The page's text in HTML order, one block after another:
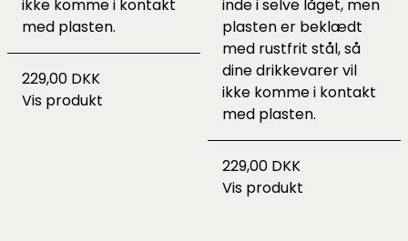
ikke komme i kontakt
med plasten.
229,00 DKK
Vis produkt
inde i selve låget, men
plasten er beklædt
med rustfrit stål, så
dine drikkevarer vil
ikke komme i kontakt
med plasten.
229,00 DKK
Vis produkt